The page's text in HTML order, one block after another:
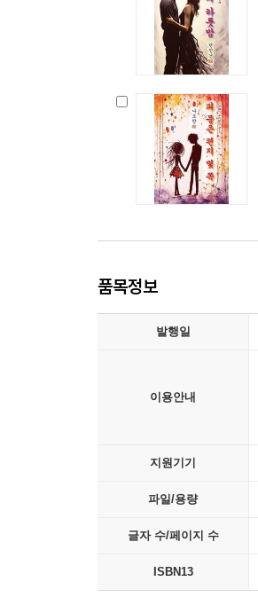
품목정보
발행일
이용안내
지원기기
파일/용량
글자 수/페이지 수
ISBN13